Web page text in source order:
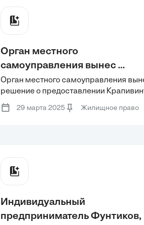
Орган местного
самоуправления вынес
решение о предоставлении
Крапивину и членам его
(жене и двум
Орган местного самоуправления
решение о предоставлении
членам его семьи (жене и двум
несовершеннолетним детям)
29 марта 2025 Жилищное право
Индивидуальный
предприниматель Фунтиков,